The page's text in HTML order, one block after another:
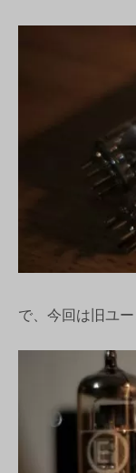
で、今回は旧ユ